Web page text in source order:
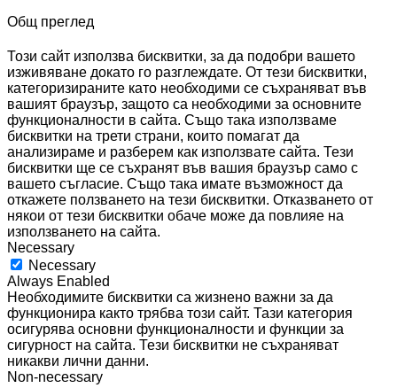
Общ преглед
Този сайт използва бисквитки, за да подобри вашето
изживяване докато го разглеждате. От тези бисквитки,
категоризираните като необходими се съхраняват във
вашият браузър, защото са необходими за основните
функционалности в сайта. Също така използваме
бисквитки на трети страни, които помагат да
анализираме и разберем как използвате сайта. Тези
бисквитки ще се съхранят във вашия браузър само с
вашето съгласие. Също така имате възможност да
откажете ползването на тези бисквитки. Отказването от
някои от тези бисквитки обаче може да повлияе на
използването на сайта.
Necessary
Necessary
Always Enabled
Необходимите бисквитки са жизнено важни за да
функционира както трябва този сайт. Тази категория
осигурява основни функционалности и функции за
сигурност на сайта. Тези бисквитки не съхраняват
никакви лични данни.
Non-necessary